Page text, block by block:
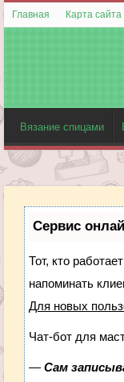
Главная Карта сайта
Вязание спицами
Сервис
Тот, кто
напоминать
Для новых
Чат-бот для
— Сам